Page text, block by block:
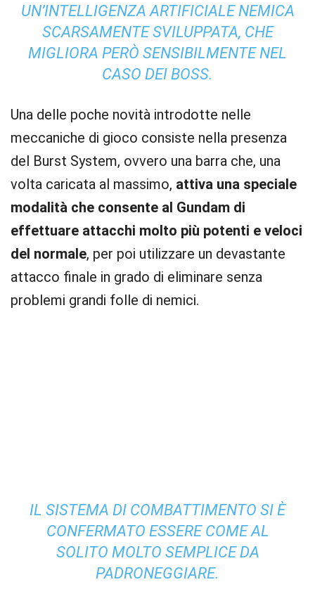
UN’INTELLIGENZA ARTIFICIALE NEMICA
SCARSAMENTE SVILUPPATA, CHE
MIGLIORA PERÒ SENSIBILMENTE NEL
CASO DEI BOSS.
Una delle poche novità introdotte nelle
meccaniche di gioco consiste nella presenza
del Burst System, ovvero una barra che, una
volta caricata al massimo, attiva una speciale
modalità che consente al Gundam di
effettuare attacchi molto più potenti e veloci
del normale, per poi utilizzare un devastante
attacco finale in grado di eliminare senza
problemi grandi folle di nemici.
IL SISTEMA DI COMBATTIMENTO SI È
CONFERMATO ESSERE COME AL
SOLITO MOLTO SEMPLICE DA
PADRONEGGIARE.